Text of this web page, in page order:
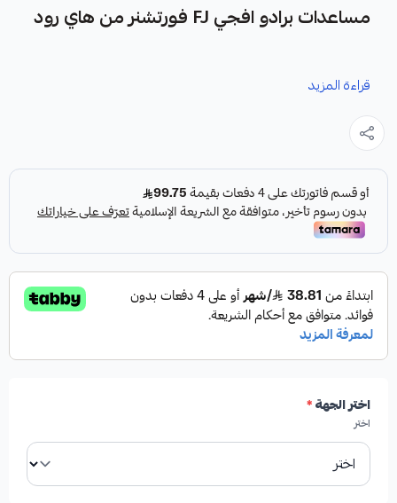
مساعدات برادو افجي FJ فورتشنر من هاي رود
وعالية الجودة مصممة خصيصًا لسيارتك.
مميزات المنتج:
✓
أحدث إصدار من شركة هاي رود (HIGHROAD AUTO
PARTS) الأمريكية.
✓توفر ليونة عالية وراحة فائقة أثناء الاستخدام.
✓ جودة تصنيع عالية تضمن الأداء والمتانة.
قراءة المزيد
اختر الجهة*
اختر